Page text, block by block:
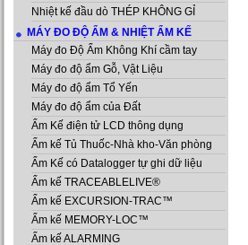
Nhiệt kế đầu dò THÉP KHÔNG GỈ
MÁY ĐO ĐỘ ẨM & NHIỆT ẨM KẾ
Máy đo Độ Ẩm Không Khí cầm tay
Máy đo độ ẩm Gỗ, Vật Liệu
Máy đo độ ẩm Tổ Yến
Máy đo độ ẩm của Đất
Ẩm Kế điện tử LCD thông dụng
Ẩm kế Tủ Thuốc-Nhà kho-Văn phòng
Ẩm Kế có Datalogger tự ghi dữ liệu
Ẩm kế TRACEABLELIVE®
Ẩm kế EXCURSION-TRAC™
Ẩm kế MEMORY-LOC™
Ẩm kế ALARMING